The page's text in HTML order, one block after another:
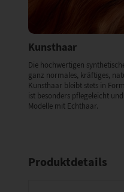
Kunsthaar
Die hochwertigen
ganz normales, kräftiges,
Kunsthaar bleibt stets in
ist besonders pflegeleicht
Modelle mit Echthaar.
Produktdetails